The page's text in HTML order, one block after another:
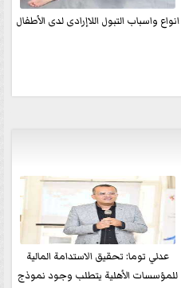
انواع واسباب التبول اللاإرادى لدى الأطفال
عدلي توما: تحقيق الاستدامة المالية
للمؤسسات الأهلية يتطلب وجود نموذج